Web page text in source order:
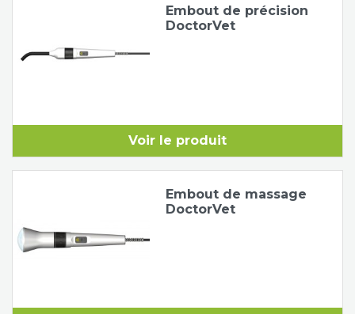
Embout de précision
DoctorVet
Voir le produit
Embout de massage
DoctorVet